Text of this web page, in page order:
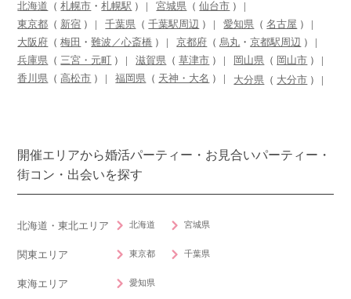
北海道 （札幌市 ・札幌駅 ） 宮城県 （仙台市 ）
東京都 （ 新宿 ） 千葉県 （千葉駅周辺 ） 愛知県 （名古屋 ）
大阪府 （梅田 ・難波／心斎橋 ） 京都府 （烏丸 ・京都駅周辺 ）
兵庫県 （三宮・元町 ） 滋賀県 （草津市 ） 岡山県 （ 岡山市 ）
香川県 （ 高松市 ） 福岡県 （ 天神・大名 ） 大分県 （ 大分市 ）
開催エリアから婚活パーティー・お見合いパーティー・
街コン・出会いを探す
北海道・東北エリア 北海道 宮城県
関東エリア 東京都 千葉県
東海エリア 愛知県